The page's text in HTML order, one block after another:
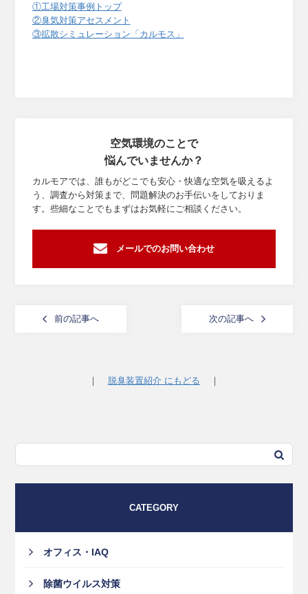
①工場対策事例トップ
②臭気対策アセスメント
③拡散シミュレーション「カルモス」
空気環境のことで
悩んでいませんか？
カルモアでは、誰もがどこでも安心・快適な空気を吸えるよ
う、調査から対策まで、 問題解決のお手伝いをしておりま
す。些細なことでもまずはお気軽にご相談ください。
メールでのお問い合わせ
前の記事へ 次の記事へ
｜ 脱臭装置紹介 にもどる ｜
CATEGORY
オフィス・IAQ
除菌ウイルス対策